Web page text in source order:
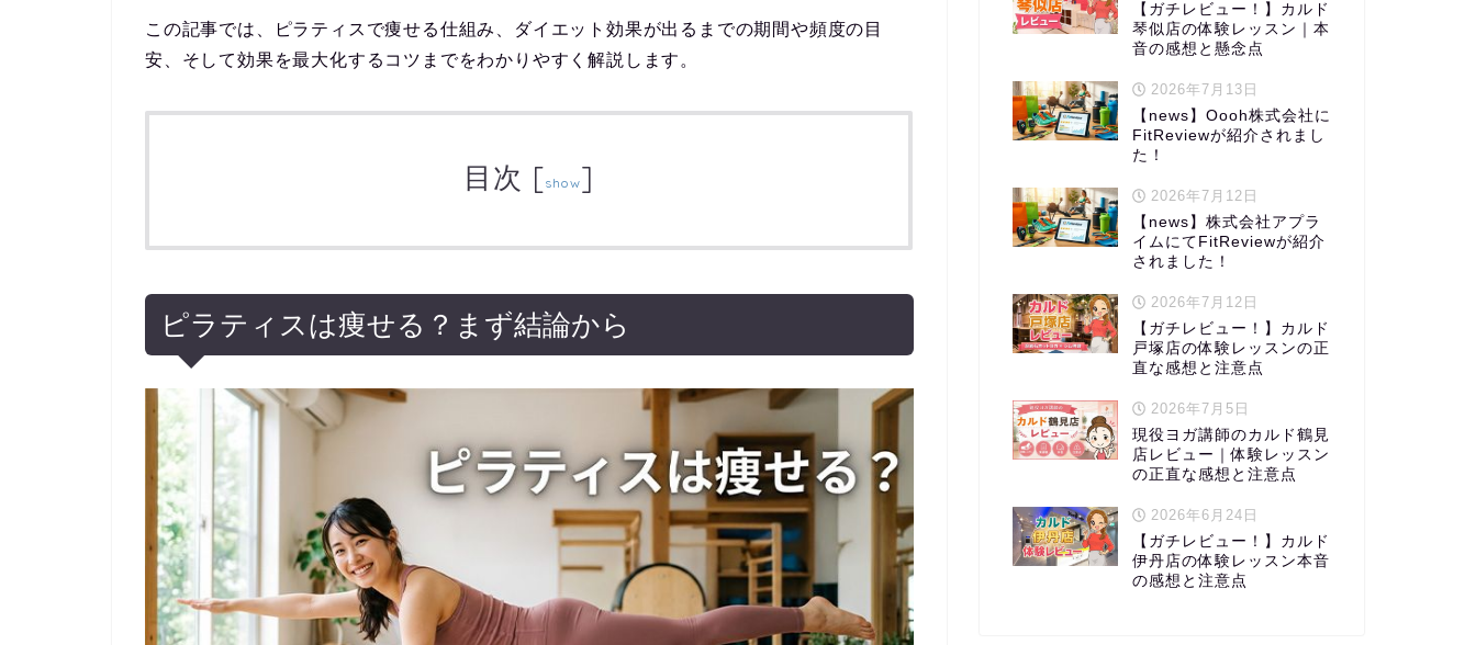
この記事では、ピラティスで痩せる仕組み、ダイエット効果が出るまでの期間や頻度の目
安、そして効果を最大化するコツまでをわかりやすく解説します。
目次 [show]
ピラティスは痩せる？まず結論から
【ガチレビュー！】カルド
琴似店の体験レッスン｜本
音の感想と懸念点
2026年7月13日
【news】Oooh株式会社に
FitReviewが紹介されまし
た！
2026年7月12日
【news】株式会社アプラ
イムにてFitReviewが紹介
されました！
2026年7月12日
【ガチレビュー！】カルド
戸塚店の体験レッスンの正
直な感想と注意点
2026年7月5日
現役ヨガ講師のカルド鶴見
店レビュー｜体験レッスン
の正直な感想と注意点
2026年6月24日
【ガチレビュー！】カルド
伊丹店の体験レッスン本音
の感想と注意点